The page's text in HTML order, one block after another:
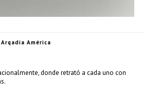
Arqadia América
donde retrató a cada uno con